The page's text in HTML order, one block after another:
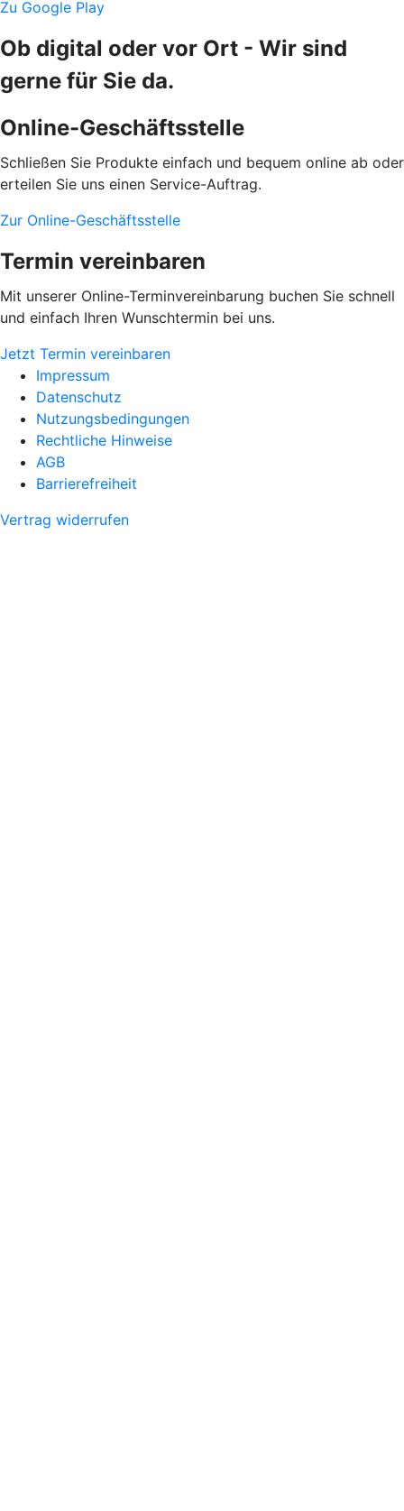
Zu Google Play
Ob digital oder vor Ort - Wir sind
gerne für Sie da.
Online-Geschäftsstelle
Schließen Sie Produkte einfach und bequem online ab oder
erteilen Sie uns einen Service-Auftrag.
Zur Online-Geschäftsstelle
Termin vereinbaren
Mit unserer Online-Terminvereinbarung buchen Sie schnell
und einfach Ihren Wunschtermin bei uns.
Jetzt Termin vereinbaren
Impressum
Datenschutz
Nutzungsbedingungen
Rechtliche Hinweise
AGB
Barrierefreiheit
Vertrag widerrufen